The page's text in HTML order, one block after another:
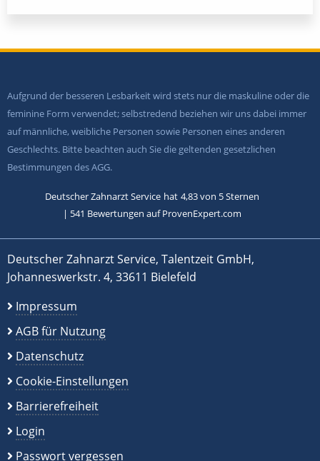
Aufgrund der besseren Lesbarkeit wird stets nur die maskuline oder die
feminine Form verwendet; selbstredend beziehen wir uns dabei immer
auf männliche, weibliche Personen sowie Personen eines anderen
Geschlechts. Bitte beachten auch Sie die geltenden gesetzlichen
Bestimmungen des AGG.
Deutscher Zahnarzt Service hat 4,83von 5Sternen
| 541 Bewertungen auf ProvenExpert.com
Deutscher Zahnarzt Service, Talentzeit GmbH,
Johanneswerkstr. 4, 33611 Bielefeld
Impressum
AGB für Nutzung
Datenschutz
Cookie-Einstellungen
Barrierefreiheit
Login
Passwort vergessen